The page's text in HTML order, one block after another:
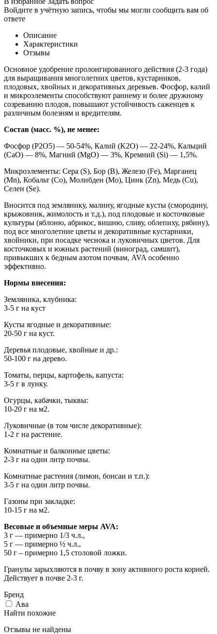
Войдите в учётную запись, чтобы мы могли сообщить вам об
ответе
Описание
Характеристики
Отзывы
Основное удобрение пролонгированного действия (2-3 года)
для выращивания многолетних цветов, кустарников,
плодовых, хвойных и декоративных деревьев. Фосфор, калий
и микроэлементы способствуют раннему и более дружному
созреванию плодов, повышают устойчивость саженцев к
различным болезням и вредителям.
Состав (масс. %), не менее:
Фосфор (P2O5) — 50-54%, Калий (K2O) — 22-24%, Кальций
(CaO) — 8%, Магний (MgO) — 3%, Кремний (Si) — 1,5%.
Микроэлементы: Сера (S), Бор (B), Железо (Fe), Марганец
(Mn), Кобальт (Co), Молибден (Mo), Цинк (Zn), Медь (Cu),
Селен (Se).
Вносится под землянику, малину, ягодные кусты (смородину,
крыжовник, жимолость и т.д.), под плодовые и косточковые
культуры (яблоню, абрикос, вишню, сливу, облепиху, рябину),
под все многолетние цветы и декоративные кустарники,
хвойники, при посадке чеснока и луковичных цветов. Для
косточковых и южных растений (виноград, самшит),
привыкших к бедным азотом почвам, AVA особенно
эффективно.
Нормы внесения:
Земляника, клубника:
3-5 г на куст
Кусты ягодные и декоративные:
20-50 г на куст.
Деревья плодовые, хвойные и др.:
50-100 г на дерево.
Томаты, перцы, картофель, капуста:
3-5 г в лунку.
Огурцы, кабачки, тыквы:
10-20 г на м2.
Луковичные (в том числе декоративные):
1-2 г на растение.
Комнатные и балконные цветы:
2-3 г на один литр почвы.
Комнатные растения (лимон, бонсаи и т.п.):
3-5 г на один литр почвы.
Газоны при закладке:
10-15 г на м2.
Весовые и объемные меры AVA:
3 г — примерно 1/3 ч.л.,
5 г — примерно ½ ч.л.,
50 г – примерно 1,5 столовой ложки.
Гранулы зарыхляются в почву в зону активного роста корней.
Действует в почве 2-3 г.
Бренд
Ава
Найти похожие
Отзывы не найдены